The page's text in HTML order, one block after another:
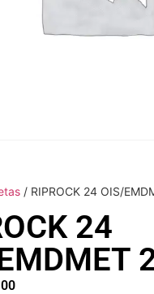
/ RIPROCK 24 OIS/
24